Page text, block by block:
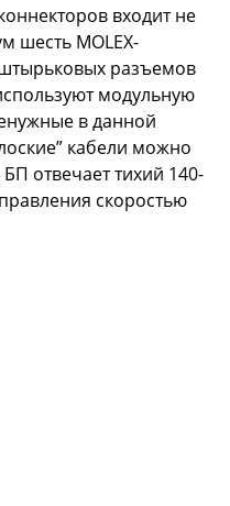
входит не
шесть MOLEX-
разъемов
модульную
в данной
кабели можно
отвечает тихий 140-
скоростью